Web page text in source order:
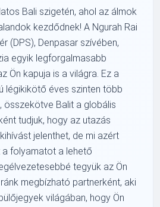
Bali szigetén, ahol az álmok
kezdődnek! A Ngurah Rai
(DPS), Denpasar szívében,
egyik legforgalmasabb
Ön kapuja is a világra. Ez a
légikikötő éves szinten több
összekötve Balit a globális
tudjuk, hogy az utazás
jelenthet, de mi azért
folyamatot a lehető
tegyük az Ön
megbízható partnerként, aki
világában, hogy Ön